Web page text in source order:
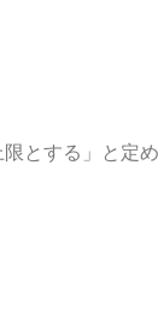
とする」と定め